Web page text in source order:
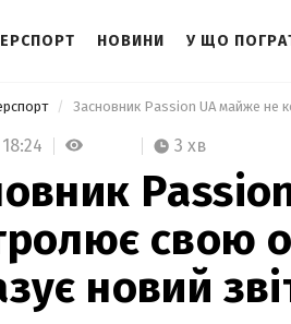
НОВИНИ У ЩО
18:24 3 хв
свою
новий